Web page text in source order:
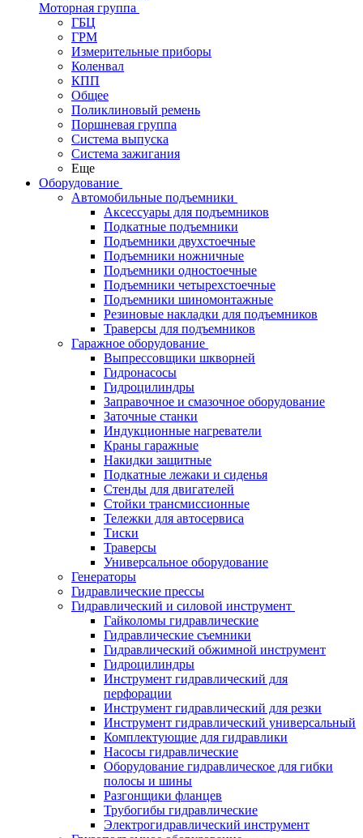
Моторная группа
ГБЦ
ГРМ
Измерительные приборы
Коленвал
КПП
Общее
Поликлиновый ремень
Поршневая группа
Система выпуска
Система зажигания
Еще
Оборудование
Автомобильные подъемники
Аксессуары для подъемников
Подкатные подъемники
Подъемники двухстоечные
Подъемники ножничные
Подъемники одностоечные
Подъемники четырехстоечные
Подъемники шиномонтажные
Резиновые накладки для подъемников
Траверсы для подъемников
Гаражное оборудование
Выпрессовщики шкворней
Гидронасосы
Гидроцилиндры
Заправочное и смазочное оборудование
Заточные станки
Индукционные нагреватели
Краны гаражные
Накидки защитные
Подкатные лежаки и сиденья
Стенды для двигателей
Стойки трансмиссионные
Тележки для автосервиса
Тиски
Траверсы
Универсальное оборудование
Генераторы
Гидравлические прессы
Гидравлический и силовой инструмент
Гайколомы гидравлические
Гидравлические съемники
Гидравлический обжимной инструмент
Гидроцилиндры
Инструмент гидравлический для
перфорации
Инструмент гидравлический для резки
Инструмент гидравлический универсальный
Комплектующие для гидравлики
Насосы гидравлические
Оборудование гидравлическое для гибки
полосы и шины
Разгонщики фланцев
Трубогибы гидравлические
Электрогидравлический инструмент